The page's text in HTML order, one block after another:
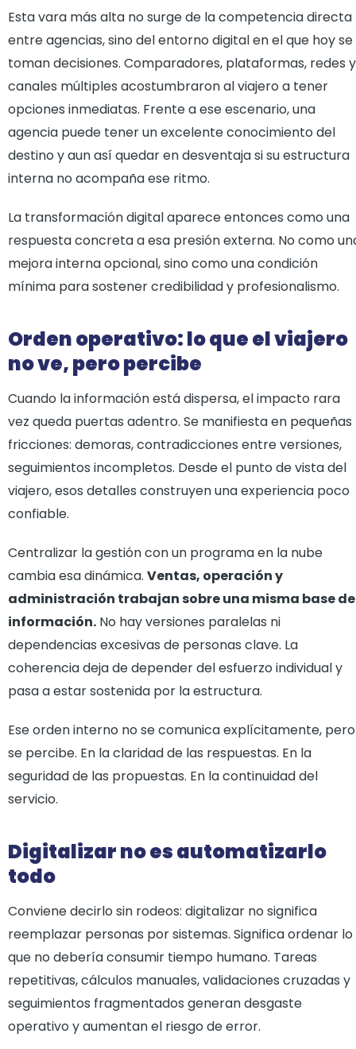
Esta vara más alta no surge de la competencia directa
entre agencias, sino del entorno digital en el que hoy se
toman decisiones. Comparadores, plataformas, redes y
canales múltiples acostumbraron al viajero a tener
opciones inmediatas. Frente a ese escenario, una
agencia puede tener un excelente conocimiento del
destino y aun así quedar en desventaja si su estructura
interna no acompaña ese ritmo.
La transformación digital aparece entonces como una
respuesta concreta a esa presión externa. No como
mejora interna opcional, sino como una condición
mínima para sostener credibilidad y profesionalismo.
Orden operativo: lo que el viajero
no ve, pero percibe
Cuando la información está dispersa, el impacto rara
vez queda puertas adentro. Se manifiesta en pequeñas
fricciones: demoras, contradicciones entre versiones,
seguimientos incompletos. Desde el punto de vista del
viajero, esos detalles construyen una experiencia poco
confiable.
Centralizar la gestión con un programa en la nube
cambia esa dinámica. Ventas, operación y
administración trabajan sobre una misma base de
información. No hay versiones paralelas ni
dependencias excesivas de personas clave. La
coherencia deja de depender del esfuerzo individual y
pasa a estar sostenida por la estructura.
Ese orden interno no se comunica explícitamente, pero
se percibe. En la claridad de las respuestas. En la
seguridad de las propuestas. En la continuidad del
servicio.
Digitalizar no es automatizarlo
todo
Conviene decirlo sin rodeos: digitalizar no significa
reemplazar personas por sistemas. Significa ordenar lo
que no debería consumir tiempo humano. Tareas
repetitivas, cálculos manuales, validaciones cruzadas y
seguimientos fragmentados generan desgaste
operativo y aumentan el riesgo de error.